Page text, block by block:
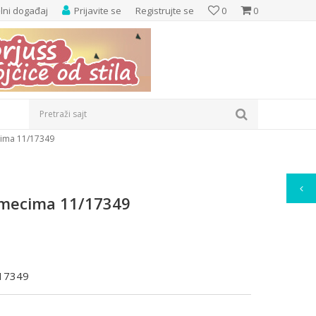
0
0
Prijavite se Registrujte se
događaj
Pretraži sajt
11/17349
11/17349